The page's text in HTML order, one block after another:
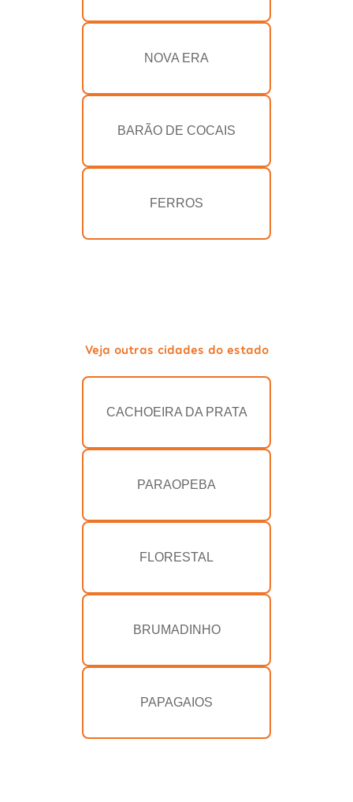
NOVA ERA
BARÃO DE COCAIS
FERROS
Veja outras cidades do estado
CACHOEIRA DA PRATA
PARAOPEBA
FLORESTAL
BRUMADINHO
PAPAGAIOS